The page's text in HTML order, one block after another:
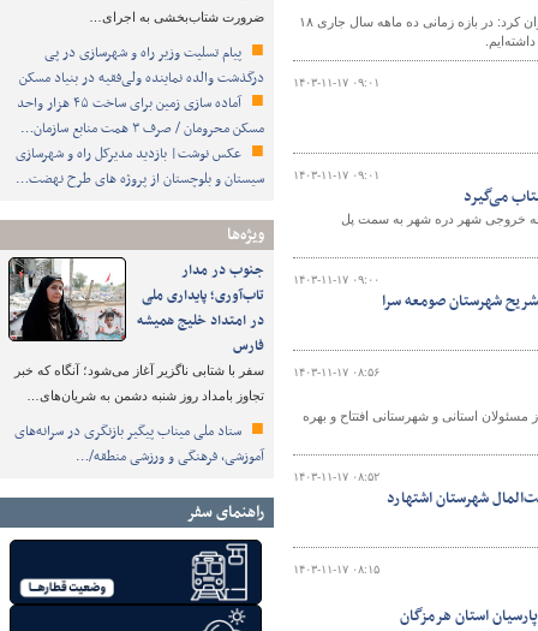
ضرورت شتاب‌بخشی به اجرای…
پیام تسلیت وزیر راه و شهرسازی در پی
درگذشت والده نماینده ولی‌فقیه در بنیاد مسکن
آماده سازی زمین برای ساخت ۴۵ هزار واحد
مسکن محرومان / صرف ۳ همت منابع سازمان…
عکس نوشت| بازدید مدیرکل راه و شهرسازی
سیستان و بلوچستان از پروژه های طرح نهضت…
ویژه‌ها
جنوب در مدار
تاب‌آوری؛ پایداری ملی
در امتداد خلیج همیشه
فارس
سفر با شتابی ناگزیر آغاز می‌شود؛ آنگاه که خبر
تجاوز بامداد روز شنبه دشمن به شریان‌های…
ستاد ملی میناب پیگیر بازنگری در سرانه‌های
آموزشی، فرهنگی و ورزشی منطقه/…
راهنمای سفر
رئیس اداره حمل و نقل کالای اداره کل راهداری و حمل و نقل جاده‌ای استان مازندران عنوان کرد: در بازه زمانی ده ماهه سال جاری ۱۸
۱۴۰۳-۱۱-۱۷ ۰۹:۰۱
۱۴۰۳-۱۱-۱۷ ۰۹:۰۱
می‌گیرد
کیلومتر دیگر از پروژه چهار خطه خروجی شهر دره شهر به سمت پل
۱۴۰۳-۱۱-۱۷ ۰۹:۰۰
شهرستان صومعه سرا
۱۴۰۳-۱۱-۱۷ ۰۸:۵۶
از مسئولان استانی و شهرستانی افتتاح و بهره
۱۴۰۳-۱۱-۱۷ ۰۸:۵۲
شهرستان اشتهارد
۱۴۰۳-۱۱-۱۷ ۰۸:۱۵
استان هرمزگان